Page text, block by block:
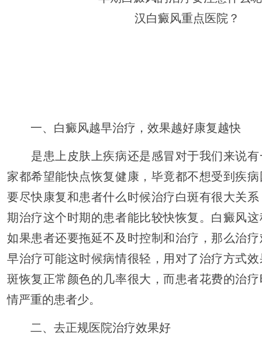
一、白癜风越早治疗，效果越好康复越快
是患上皮肤上疾病还是感冒对于我们来说有
家都希望能快点恢复健康，毕竟都不想受到疾
要尽快康复和患者什么时候治疗白斑有很大关
期治疗这个时期的患者能比较快恢复。白癜风
如果患者还要拖延不及时控制和治疗，那么治
早治疗可能这时候病情很轻，用对了治疗方式
斑恢复正常颜色的几率很大，而患者花费的治
情严重的患者少。
二、去正规医院治疗效果好